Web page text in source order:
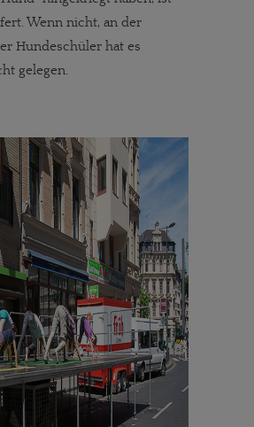
Wenn nicht, an der
Hundeschüler hat es
gelegen.